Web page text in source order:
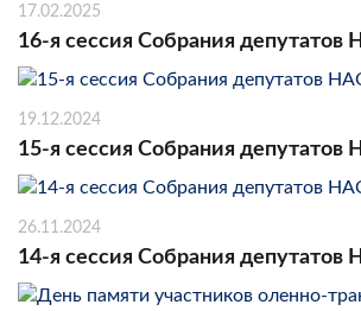
17.02.2025
16-я сессия Собрания депутатов
19.12.2024
15-я сессия Собрания депутатов
26.11.2024
14-я сессия Собрания депутатов